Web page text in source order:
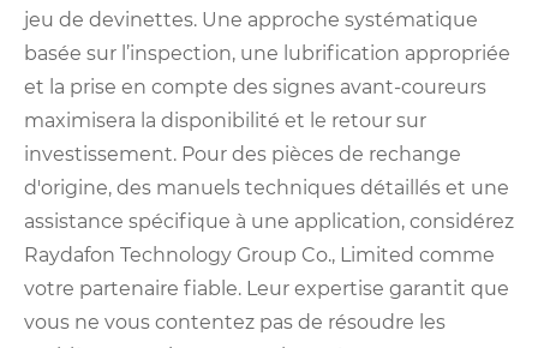
jeu de devinettes. Une approche systématique
basée sur l’inspection, une lubrification appropriée
et la prise en compte des signes avant-coureurs
maximisera la disponibilité et le retour sur
investissement. Pour des pièces de rechange
d'origine, des manuels techniques détaillés et une
assistance spécifique à une application, considérez
Raydafon Technology Group Co., Limited comme
votre partenaire fiable. Leur expertise garantit que
vous ne vous contentez pas de résoudre les